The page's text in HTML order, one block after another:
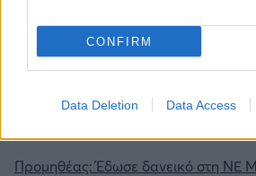
CONFIRM
Data Deletion Data Access
εβδομάδας μέσα από το
Gazzetta. Ακολούθησέ μας και στο
Προμηθέας: Έδωσε δανεικό στη ΝΕ